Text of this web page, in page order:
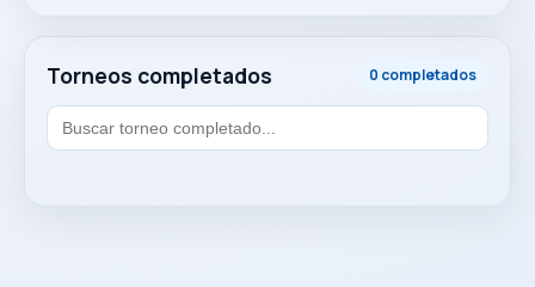
Torneos completados 0 completados